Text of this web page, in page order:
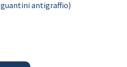
antigraffio)